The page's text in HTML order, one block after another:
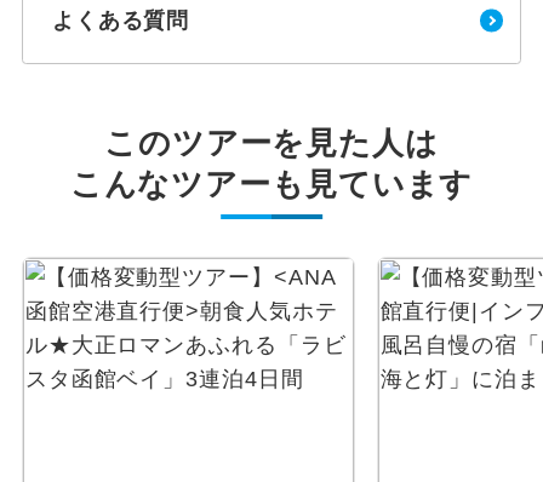
よくある質問
このツアーを見た人は
こんなツアーも見ています